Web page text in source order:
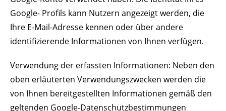
Google- Profils kann Nutzern angezeigt werden, die
Ihre E-Mail-Adresse kennen oder über andere
identifizierende Informationen von Ihnen verfügen.
Verwendung der erfassten Informationen: Neben den
oben erläuterten Verwendungszwecken werden die
von Ihnen bereitgestellten Informationen gemäß den
geltenden Google-Datenschutzbestimmungen